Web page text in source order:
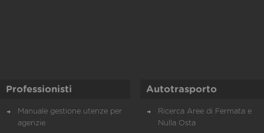
Professionisti
Manuale gestione utenze per
agenzie
Autotrasporto
Ricerca Aree di Fermata e
Nulla Osta